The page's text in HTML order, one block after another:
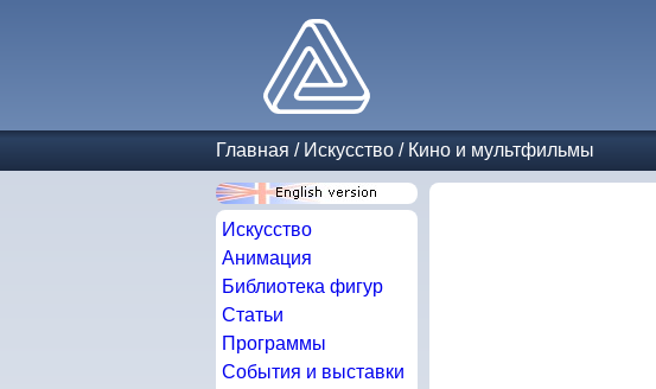
Главная / Искусство / Кино и мультфильмы
Искусство
Анимация
Библиотека фигур
Статьи
Программы
События и выставки